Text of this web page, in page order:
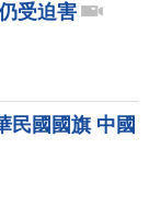
受迫害
民國國旗 中國